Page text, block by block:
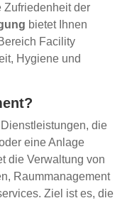
Zufriedenheit der
bietet Ihnen
Facility
Hygiene und
die
eine Anlage
die Verwaltung von
Raummanagement
Ziel ist es, die